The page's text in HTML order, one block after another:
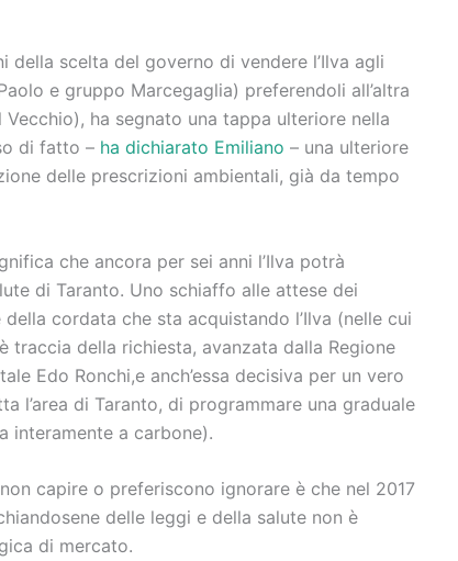
della scelta del governo di vendere l’Ilva agli
e gruppo Marcegaglia) preferendoli all’altra
ha segnato una tappa ulteriore nella
di fatto – ha dichiarato Emiliano – una ulteriore
delle prescrizioni ambientali, già da tempo
che ancora per sei anni l’Ilva potrà
di Taranto. Uno schiaffo alle attese dei
cordata che sta acquistando l’Ilva (nelle cui
della richiesta, avanzata dalla Regione
Edo Ronchi,e anch’essa decisiva per un vero
l’area di Taranto, di programmare una graduale
interamente a carbone).
capire o preferiscono ignorare è che nel 2017
delle leggi e della salute non è
di mercato.